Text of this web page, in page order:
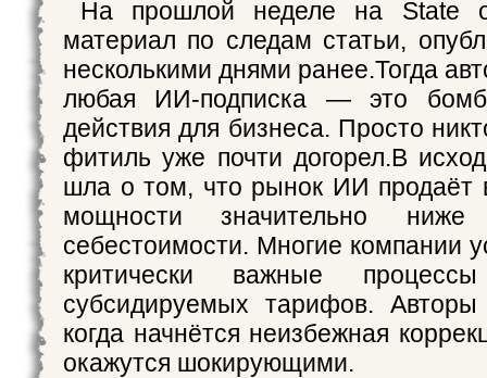
На прошлой неделе на State
материал по следам статьи,
несколькими днями ранее.Тогда
любая ИИ-подписка — это
действия для бизнеса. Просто
фитиль уже почти догорел.В
шла о том, что рынок ИИ продаёт
мощности значительно
себестоимости. Многие компании
критически важные
субсидируемых тарифов. Авторы
когда начнётся неизбежная
окажутся шокирующими.